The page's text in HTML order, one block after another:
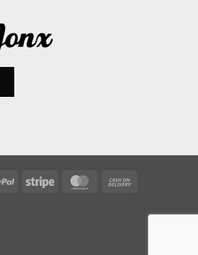
PayPal Stripe MasterCard
Delivery